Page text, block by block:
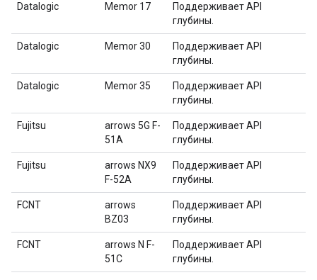
Datalogic Memor 17
Поддерживает API
глубины.
Datalogic Memor 30
Поддерживает API
глубины.
Datalogic Memor 35
Поддерживает API
глубины.
Fujitsu
arrows 5G F-
51A
Поддерживает API
глубины.
Fujitsu
arrows NX9
F-52A
Поддерживает API
глубины.
FCNT
arrows
BZ03
Поддерживает API
глубины.
FCNT
arrows N F-
51C
Поддерживает API
глубины.